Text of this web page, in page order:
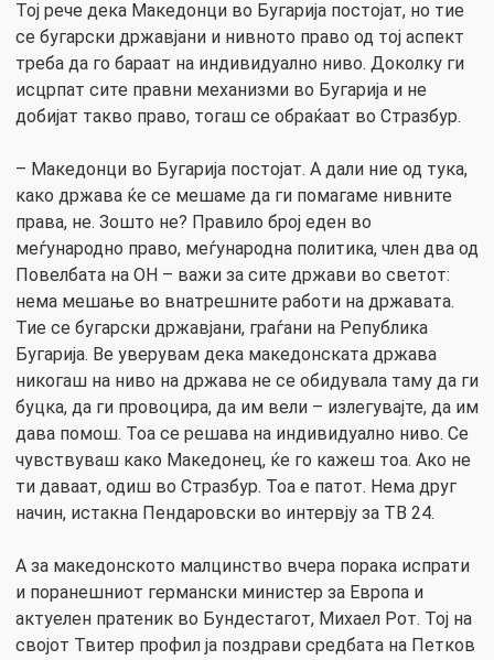
Тој рече дека Македонци во Бугарија постојат, но тие
се бугарски државјани и нивното право од тој аспект
треба да го бараат на индивидуално ниво. Доколку ги
исцрпат сите правни механизми во Бугарија и не
добијат такво право, тогаш се обраќаат во Стразбур.
– Македонци во Бугарија постојат. А дали ние од тука,
како држава ќе се мешаме да ги помагаме нивните
права, не. Зошто не? Правило број еден во
меѓународно право, меѓународна политика, член два од
Повелбата на ОН – важи за сите држави во светот:
нема мешање во внатрешните работи на државата.
Тие се бугарски државјани, граѓани на Република
Бугарија. Ве уверувам дека македонската држава
никогаш на ниво на држава не се обидувала таму да ги
буцка, да ги провоцира, да им вели – излегувајте, да им
дава помош. Тоа се решава на индивидуално ниво. Се
чувствуваш како Македонец, ќе го кажеш тоа. Ако не
ти даваат, одиш во Стразбур. Тоа е патот. Нема друг
начин, истакна Пендаровски во интервју за ТВ 24.
А за македонското малцинство вчера порака испрати
и поранешниот германски министер за Европа и
актуелен пратеник во Бундестагот, Михаел Рот. Тој на
својот Твитер профил ја поздрави средбата на Петков